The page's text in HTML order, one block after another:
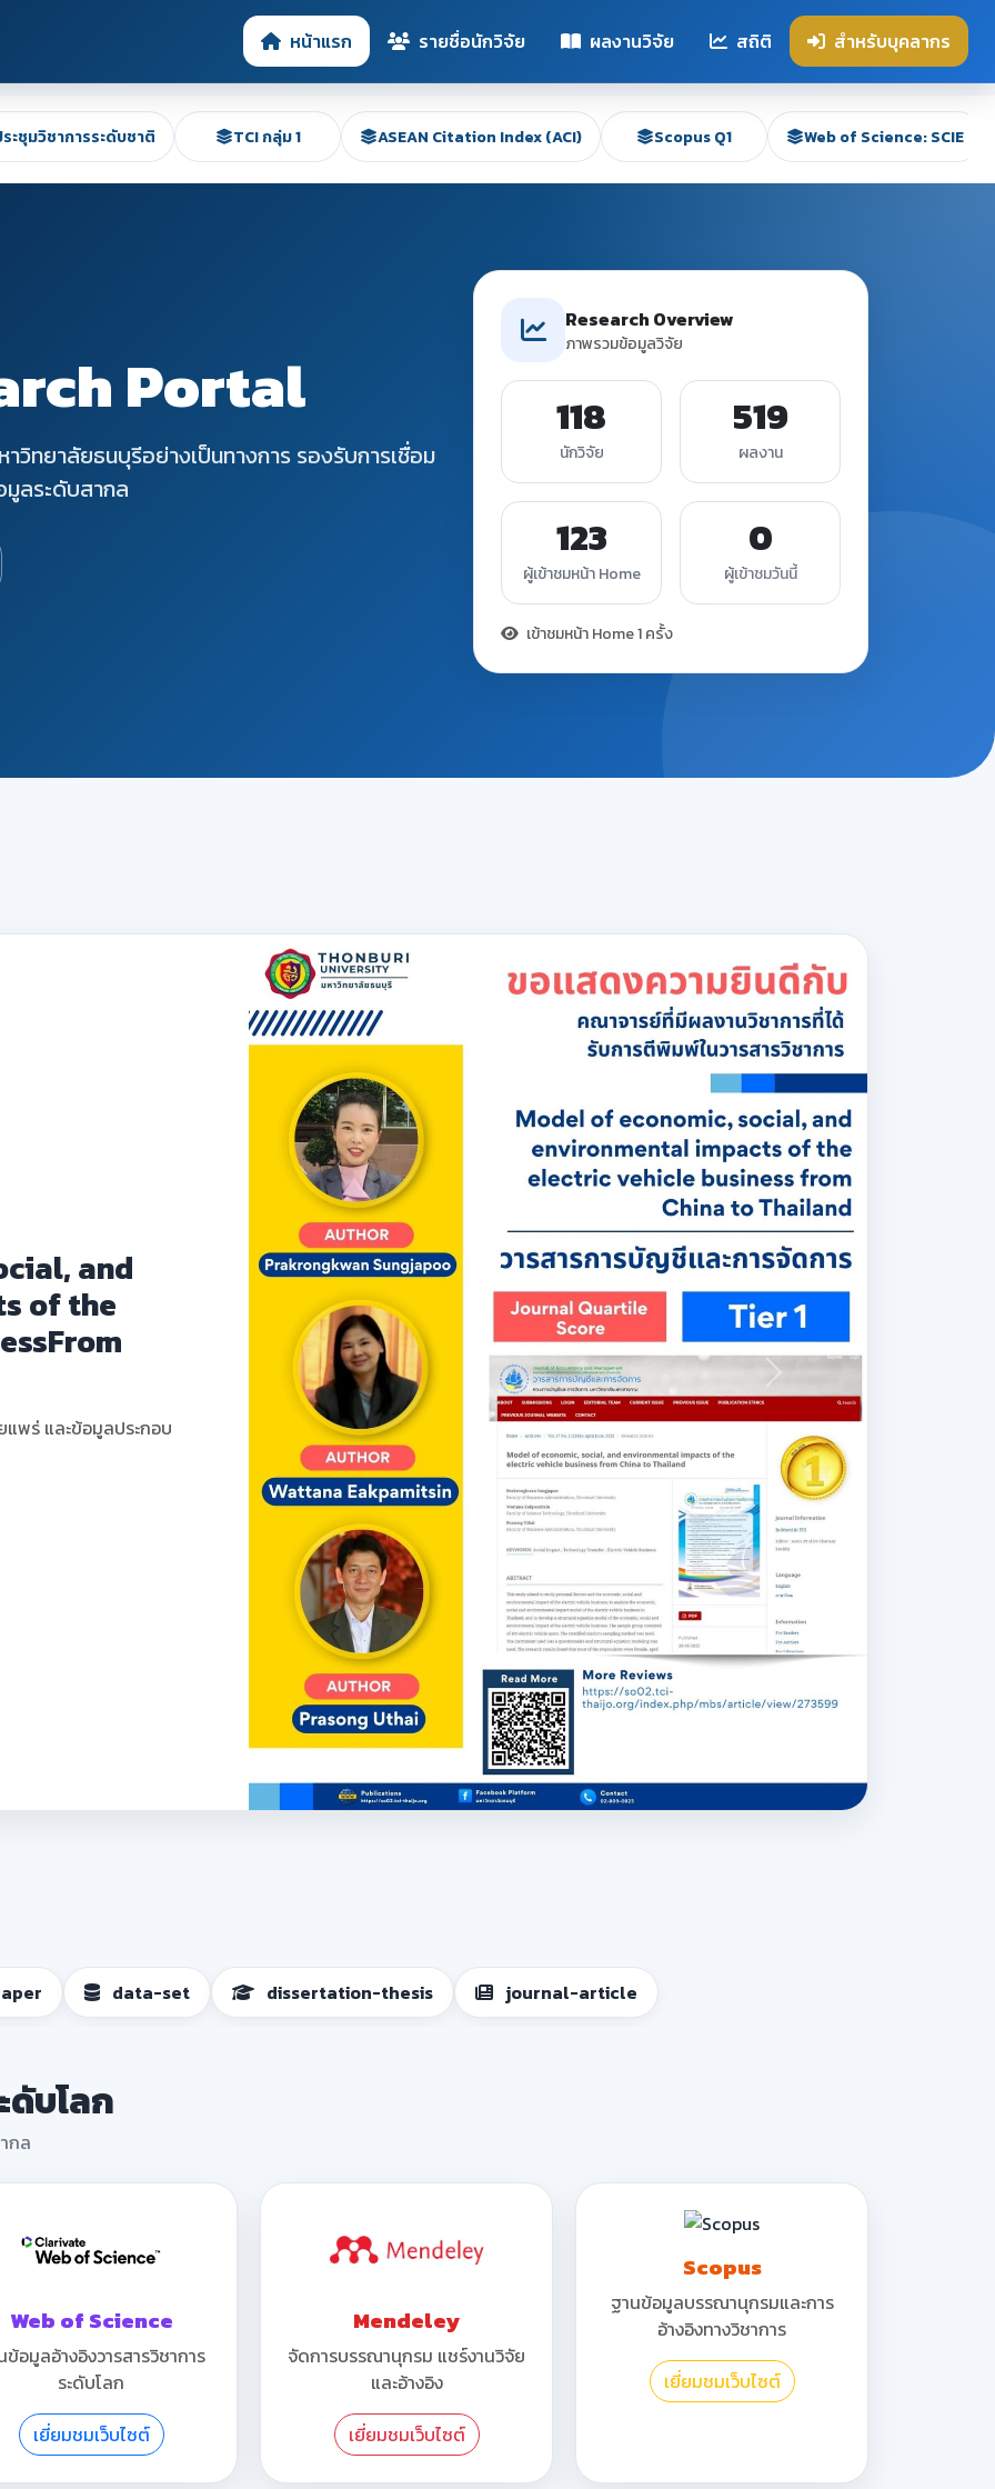
หน้าแรก รายชื่อนักวิจัย ผลงานวิจัย สถิติ สำหรับบุคลากร
ะชุมวิชาการระดับชาติ TCI กลุ่ม 1 ASEAN Citation Index (ACI) Scopus Q1 Web of Science: SCIE
Portal
ทยาลัยธนบุรีอย่างเป็นทางการ รองรับการเชื่อม
มูลระดับสากล
Research Overview
ภาพรวมข้อมูลวิจัย
118
นักวิจัย
519
ผลงาน
123
ผู้เข้าชมหน้า Home
0
ผู้เข้าชมวันนี้
เข้าชมหน้า Home 1 ครั้ง
Published by ศราวุฒิ | 02 July 2025
Factors Affecting the Acceptance
of New Technology by Operational
Employees
คลิกเพื่อดูรายละเอียดผลงานวิจัย ข้อมูลผู้เผยแพร่ และข้อมูลประกอบ
เพิ่มเติม
ดูรายละเอียด
data-set dissertation-thesis journal-article
ดับโลก
กล
Web of Science
ข้อมูลอ้างอิงวารสารวิชาการ
ระดับโลก
เยี่ยมชมเว็บไซต์
Mendeley
จัดการบรรณานุกรม แชร์งานวิจัย
และอ้างอิง
เยี่ยมชมเว็บไซต์
Scopus
ฐานข้อมูลบรรณานุกรมและการ
อ้างอิงทางวิชาการ
เยี่ยมชมเว็บไซต์